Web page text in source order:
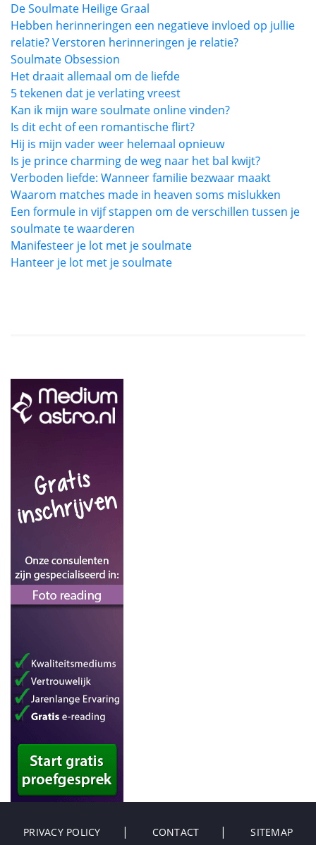
De Soulmate Heilige Graal
Hebben herinneringen een negatieve invloed op jullie
relatie? Verstoren herinneringen je relatie?
Soulmate Obsession
Het draait allemaal om de liefde
5 tekenen dat je verlating vreest
Kan ik mijn ware soulmate online vinden?
Is dit echt of een romantische flirt?
Hij is mijn vader weer helemaal opnieuw
Is je prince charming de weg naar het bal kwijt?
Verboden liefde: Wanneer familie bezwaar maakt
Waarom matches made in heaven soms mislukken
Een formule in vijf stappen om de verschillen tussen je
soulmate te waarderen
Manifesteer je lot met je soulmate
Hanteer je lot met je soulmate
PRIVACY POLICY CONTACT SITEMAP